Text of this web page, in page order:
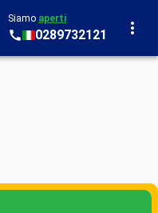
Siamo aperti
0289732121